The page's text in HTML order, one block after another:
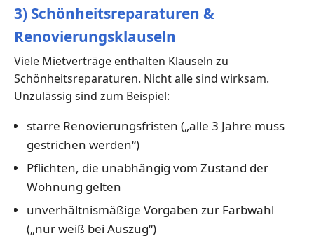
3) Schönheitsreparaturen &
Renovierungsklauseln
Viele Mietverträge enthalten Klauseln zu
Schönheitsreparaturen. Nicht alle sind wirksam.
Unzulässig sind zum Beispiel:
starre Renovierungsfristen („alle 3 Jahre muss
gestrichen werden“)
Pflichten, die unabhängig vom Zustand der
Wohnung gelten
unverhältnismäßige Vorgaben zur Farbwahl
(„nur weiß bei Auszug“)